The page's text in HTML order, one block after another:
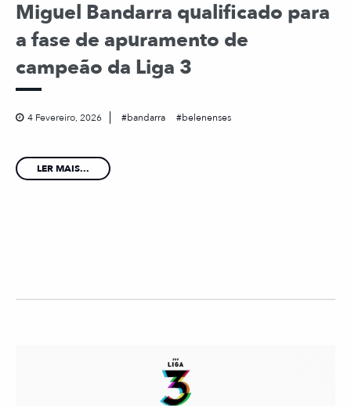
Miguel Bandarra qualificado para
a fase de apuramento de
campeão da Liga 3
4 Fevereiro, 2026 bandarra belenenses
LER MAIS...